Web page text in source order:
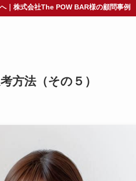
｜株式会社The POW BAR様の顧問事例
方法（その５）